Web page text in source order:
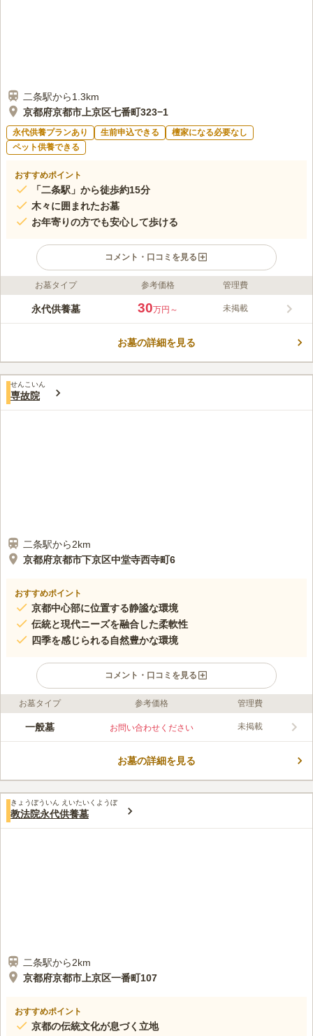
二条駅から1.3km
京都府京都市上京区七番町323−1
永代供養プランあり 生前申込できる
檀家になる必要なし
ペット供養できる
おすすめポイント
「二条駅」から徒歩約15分
木々に囲まれたお墓
お年寄りの方でも安心して歩ける
コメント・口コミを見る
ライフドット編集部のコメント
閑静な住宅街の中にある緑豊かな木々に囲まれた自然を感じさせ
と呼ばれる他、武運を祈願して豊臣秀吉が千成瓢箪を寄進したこ
口コミ評価
この霊園はまだ誰からも評価されていません。
お墓タイプ 参考価格 管理費
永代供養墓 30万円～ 未掲載
お墓の詳細を見る
せんこいん
専故院
二条駅から2km
京都府京都市下京区中堂寺西寺町6
おすすめポイント
京都中心部に位置する静謐な環境
伝統と現代ニーズを融合した柔軟性
四季を感じられる自然豊かな環境
コメント・口コミを見る
口コミ評価
この霊園はまだ誰からも評価されていません。
お墓タイプ 参考価格 管理費
一般墓 お問い合わせください 未掲載
お墓の詳細を見る
きょうぼういん えいたいくようぼ
教法院永代供養墓
二条駅から2km
京都府京都市上京区一番町107
おすすめポイント
京都の伝統文化が息づく立地